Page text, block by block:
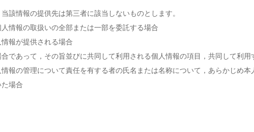
該情報の提供先は第三者に該当しないものとします。
情報の取扱いの全部または一部を委託する場合
報が提供される場合
であって，その旨並びに共同して利用される個人情報の項目，共同して利用
報の管理について責任を有する者の氏名または名称について，あらかじめ本
場合